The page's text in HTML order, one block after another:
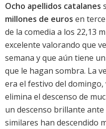
Ocho apellidos catalanes
millones de euros en
de la comedia a los 22,13
excelente valorando que
semana y que aún tiene
que le hagan sombra. La
era el festivo del
elimina el descenso de
un descenso brillante ante
similares han descendido